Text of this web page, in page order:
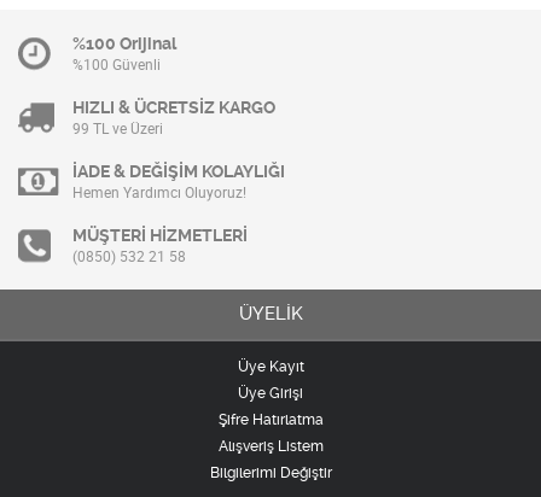
%100 Orijinal
%100 Güvenli
HIZLI & ÜCRETSİZ KARGO
99 TL ve Üzeri
İADE & DEĞİŞİM KOLAYLIĞI
Hemen Yardımcı Oluyoruz!
MÜŞTERİ HİZMETLERİ
(0850) 532 21 58
ÜYELİK
Üye Kayıt
Üye Girişi
Şifre Hatırlatma
Alışveriş Listem
Bilgilerimi Değiştir